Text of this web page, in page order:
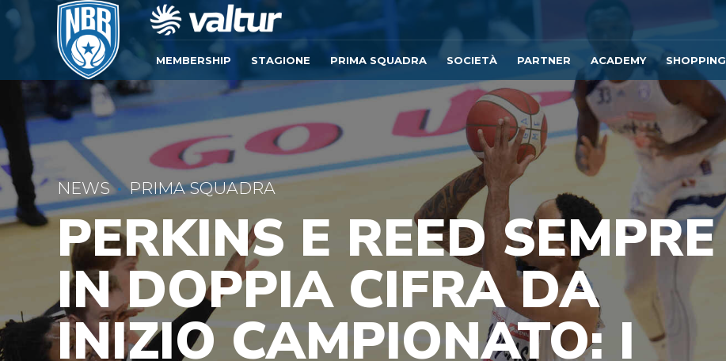
MEMBERSHIP STAGIONE PRIMA SQUADRA SOCIETÀ PARTNER ACADEMY SHOPPING
NEWS PRIMA SQUADRA
PERKINS E REED SEMPRE
IN DOPPIA CIFRA DA
INIZIO CAMPIONATO: I